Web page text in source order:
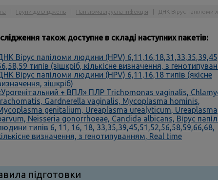
| Групи досліджень | Папіломавірусна інфекція | ДНК Вірус папіломи
також доступне в складі наступних пакетів:
Вірус папіломи людини (HPV)
типів (зішкріб, кількісне визначення, з
Вірус папіломи людини (HPV) 6,11,16,18 типів (якісне
зішкріб)
+ ВПЛ» ПЛР Trichomonas vaginalis,
Gardnerella vaginalis, Mycoplasma hominis,
genitalium, Ureaplasma urealyticum, Ureaplasma
Neisseria gonorrhoeae, Candida albicans, Вірус
типів 6, 11, 16, 18, 33,35,39,45,51,52,56,58,59,66,68,
визначення, з генотипуванням, Real time
підготовки